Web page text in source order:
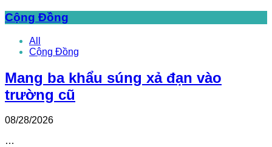
Cộng Đồng
All
Cộng Đồng
Mang ba khẩu súng xả đạn vào
trường cũ
08/28/2026
…